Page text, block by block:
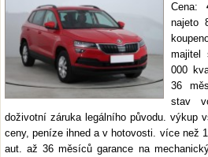
Cena:
najeto
majitel
000
36
stav
doživotní záruka legálního původu. výkup
ceny, peníze ihned a v hotovosti. více než
aut. až 36 měsíců garance na